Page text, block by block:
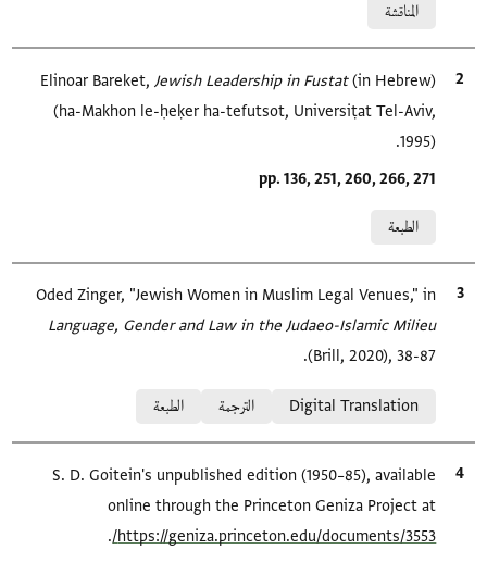
المناقشة
الاقتباس المرجعي Elinoar Bareket,Jewish Leadership in Fustat‎(in Hebrew)
(ha-Makhon le-ḥeḳer ha-tefutsot, Universiṭat Tel-Aviv,
1995).
Location in source
pp. 136, 251, 260, 266, 271
الطبعة
الاقتباس المرجعي
Oded Zinger, "Jewish Women in Muslim Legal Venues," in
Language, Gender and Law in the Judaeo-Islamic Milieu
(Brill, 2020), 38-87.
Digital Translation
الترجمة الطبعة
الاقتباس المرجعي
S. D. Goitein's unpublished edition (1950–85), available
online through the Princeton Geniza Project at
https://geniza.princeton.edu/documents/3553/
.